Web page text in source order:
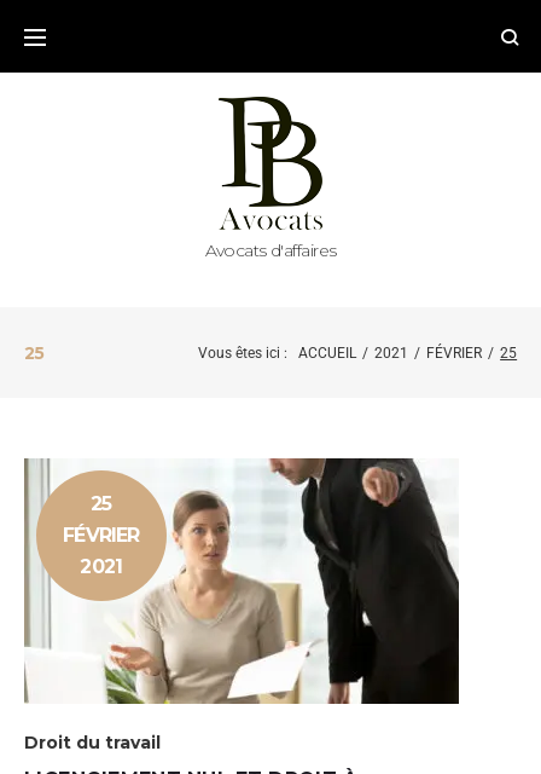
Avocats d'affaires
25 Vous êtes ici : ACCUEIL / 2021 / FÉVRIER / 25
25
FÉVRIER
2021
Droit du travail